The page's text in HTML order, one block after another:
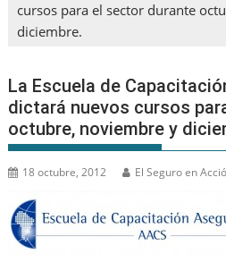
cursos para el sector durante
diciembre.
La Escuela de
dictará nuevos cursos
octubre, noviembre y
18 octubre, 2012 El Seguro en